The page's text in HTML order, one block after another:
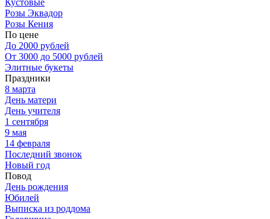
Кустовые
Розы Эквадор
Розы Кения
По цене
До 2000 рублей
От 3000 до 5000 рублей
Элитные букеты
Праздники
8 марта
День матери
День учителя
1 сентября
9 мая
14 февраля
Последний звонок
Новый год
Повод
День рождения
Юбилей
Выписка из роддома